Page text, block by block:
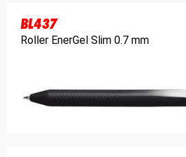
BL437
Roller EnerGel Slim 0.7 mm